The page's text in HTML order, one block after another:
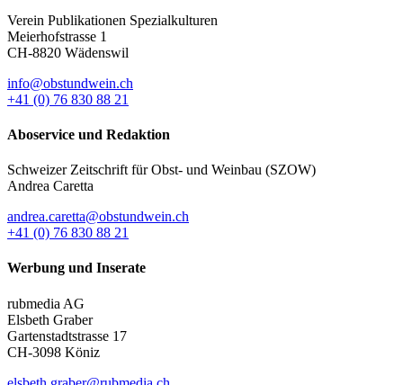
Verein Publikationen Spezialkulturen
Meierhofstrasse 1
CH-8820 Wädenswil
info@obstundwein.ch
+41 (0) 76 830 88 21
Aboservice und Redaktion
Schweizer Zeitschrift für Obst- und Weinbau (SZOW)
Andrea Caretta
andrea.caretta@obstundwein.ch
+41 (0) 76 830 88 21
Werbung und Inserate
rubmedia AG
Elsbeth Graber
Gartenstadtstrasse 17
CH-3098 Köniz